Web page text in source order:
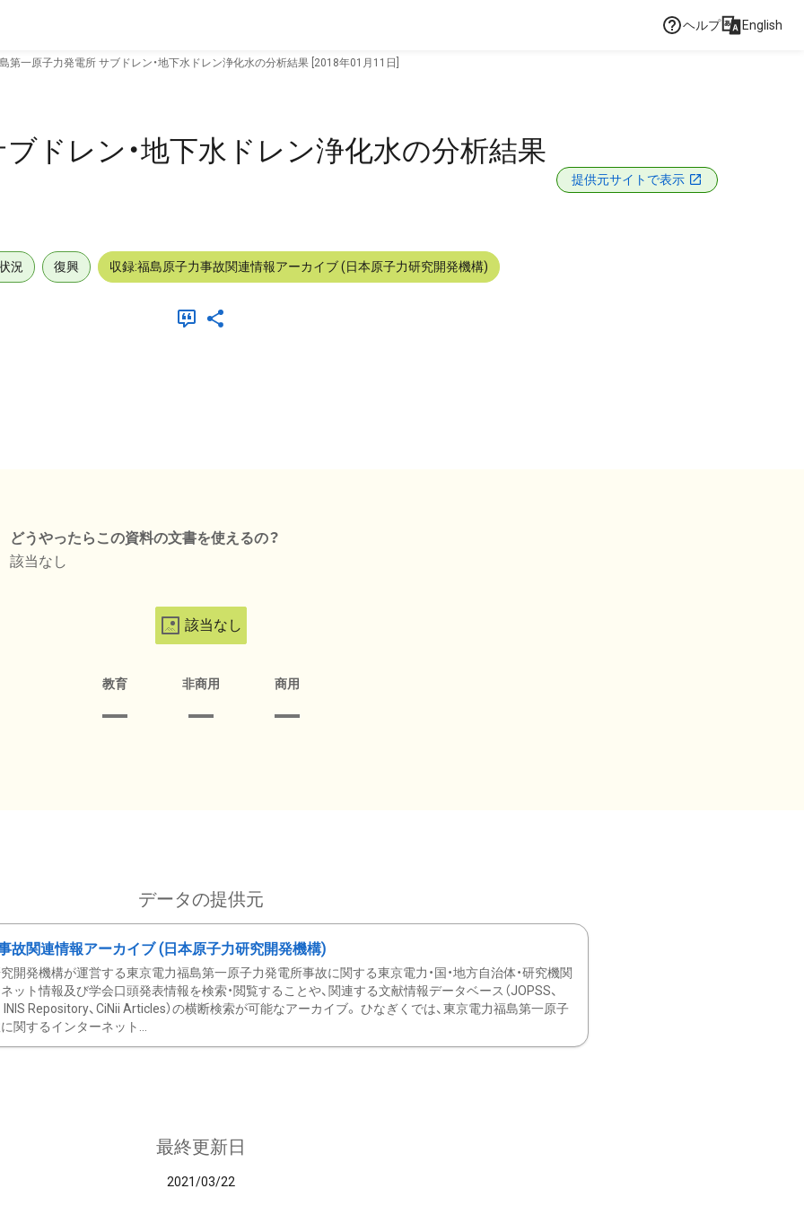
ヘルプ English
第一原子力発電所 サブドレン・地下水ドレン浄化水の分析結果 [2018年01月11日]
ドレン・地下水ドレン浄化水の分析結果
提供元サイトで表示
況 復興 収録:福島原子力事故関連情報アーカイブ (日本原子力研究開発機構)
どうやったらこの資料の文書を使えるの？
該当なし
該当なし
教育 非商用 商用
データの提供元
故関連情報アーカイブ (日本原子力研究開発機構)
開発機構が運営する東京電力福島第一原子力発電所事故に関する東京電力・国・地方自治体・研究機関
ット情報及び学会口頭発表情報を検索・閲覧することや、関連する文献情報データベース（JOPSS、
INIS Repository、CiNii Articles）の横断検索が可能なアーカイブ。 ひなぎくでは、東京電力福島第一原子
関するインターネット...
最終更新日
2021/03/22